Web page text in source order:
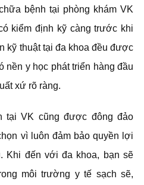
bệnh tại phòng khám VK
kiểm định kỹ càng trước khi
kỹ thuật tại đa khoa đều được
nền y học phát triển hàng đầu
xứ rõ ràng.
tại VK cũng được đông đảo
vì luôn đảm bảo quyền lợi
Khi đến với đa khoa, bạn sẽ
môi trường y tế sạch sẽ,